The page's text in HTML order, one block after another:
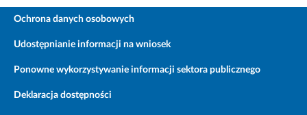
Ochrona danych osobowych
Udostępnianie informacji na wniosek
Ponowne wykorzystywanie informacji sektora publicznego
Deklaracja dostępności